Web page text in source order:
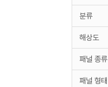
분류
해상도
패널 종류
패널 형태